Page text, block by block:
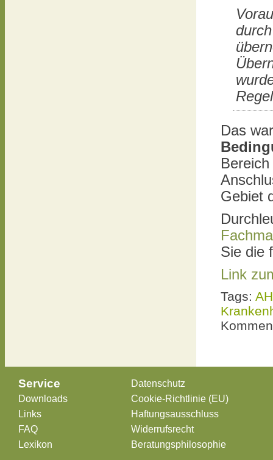
Das
Gebiet
Sie die
Link
Tags:
Service
Downloads
Links
FAQ
Lexikon
Datenschutz
Cookie-Richtlinie (EU)
Haftungsausschluss
Widerrufsrecht
Beratungsphilosophie